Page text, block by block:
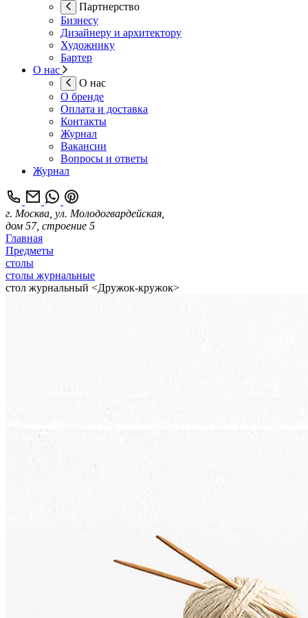
Партнерство
Бизнесу
Дизайнеру и архитектору
Художнику
Бартер
О нас
О нас
О бренде
Оплата и доставка
Контакты
Журнал
Вакансии
Вопросы и ответы
Журнал
г. Москва, ул. Молодогвардейская,
дом 57, строение 5
Главная
Предметы
столы
столы журнальные
стол журнальный <Дружок-кружок>